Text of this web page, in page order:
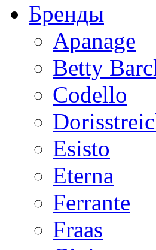
Бренды
Apanage
Betty
Codello
Esisto
Eterna
Ferrante
Fraas